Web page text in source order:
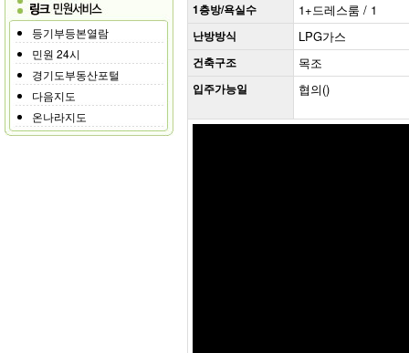
등기부등본열람
민원 24시
경기도부동산포털
다음지도
온나라지도
1층방/욕실수 1+드레스룸 / 1
난방방식 LPG가스
건축구조 목조
입주가능일 협의()